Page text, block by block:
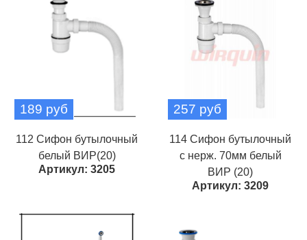
189 руб
112 Сифон бутылочный
белый ВИР(20)
Артикул: 3205
257 руб
114 Сифон бутылочный
с нерж. 70мм белый
ВИР (20)
Артикул: 3209